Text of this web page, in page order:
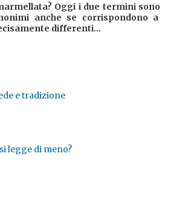
Oggi i due termini sono
anche se corrispondono a
differenti...
e tradizione
legge di meno?